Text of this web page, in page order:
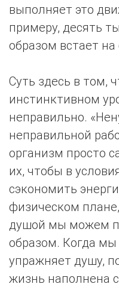
выполняет это
примеру, десять
образом встает на
Суть здесь в том,
инстинктивном
неправильно.
неправильной
организм просто
их, чтобы в
сэкономить
физическом
душой мы можем
образом. Когда
упражняет душу,
жизнь наполнена